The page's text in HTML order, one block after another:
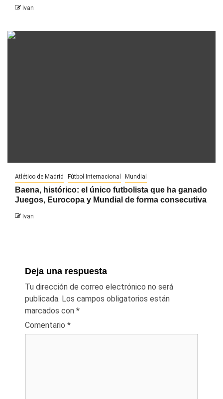
Ivan
Atlético de Madrid Fútbol Internacional Mundial
Baena, histórico: el único futbolista que ha ganado
Juegos, Eurocopa y Mundial de forma consecutiva
Ivan
Deja una respuesta
Tu dirección de correo electrónico no será
publicada. Los campos obligatorios están
marcados con *
Comentario *